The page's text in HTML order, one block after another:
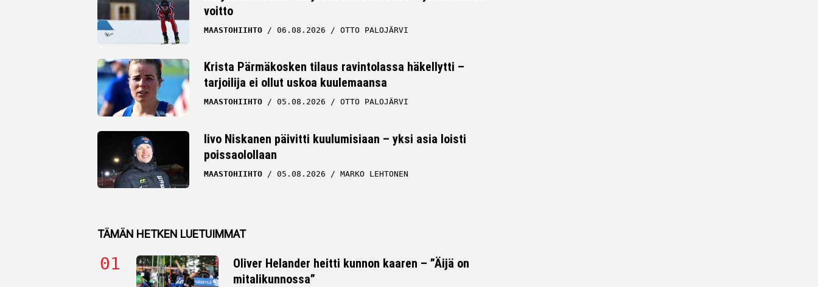
Whatsapp
voitto
MAASTOHIIHTO 06.08.2026 OTTO PALOJÄRVI
Krista Pärmäkosken tilaus ravintolassa häkellytti –
tarjoilija ei ollut uskoa kuulemaansa
MAASTOHIIHTO 05.08.2026 OTTO PALOJÄRVI
Iivo Niskanen päivitti kuulumisiaan – yksi asia loisti
poissaolollaan
MAASTOHIIHTO 05.08.2026 MARKO LEHTONEN
TÄMÄN HETKEN LUETUIMMAT
Oliver Helander heitti kunnon kaaren – ”Äijä on
mitalikunnossa”